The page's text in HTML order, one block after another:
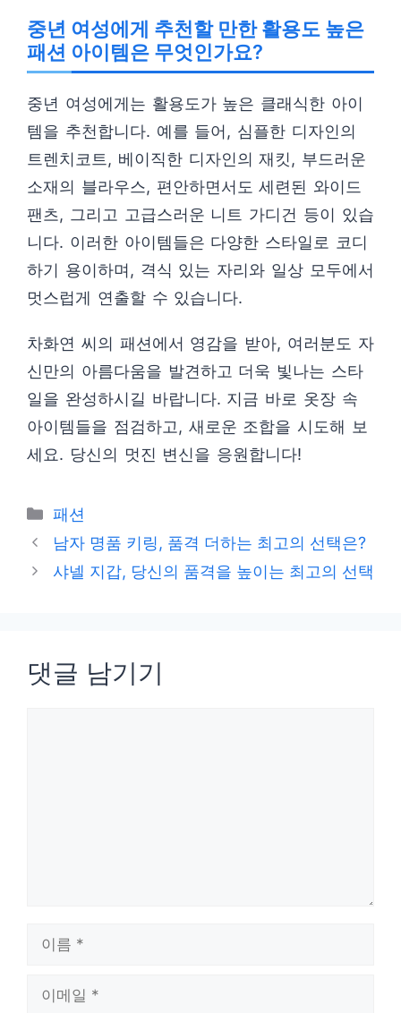
중년 여성에게 추천할 만한 활용도 높은
패션 아이템은 무엇인가요?
중년 여성에게는 활용도가 높은 클래식한 아이
템을 추천합니다. 예를 들어, 심플한 디자인의
트렌치코트, 베이직한 디자인의 재킷, 부드러운
소재의 블라우스, 편안하면서도 세련된 와이드
팬츠, 그리고 고급스러운 니트 가디건 등이 있습
니다. 이러한 아이템들은 다양한 스타일로 코디
하기 용이하며, 격식 있는 자리와 일상 모두에서
멋스럽게 연출할 수 있습니다.
차화연 씨의 패션에서 영감을 받아, 여러분도 자
신만의 아름다움을 발견하고 더욱 빛나는 스타
일을 완성하시길 바랍니다. 지금 바로 옷장 속
아이템들을 점검하고, 새로운 조합을 시도해 보
세요. 당신의 멋진 변신을 응원합니다!
카
테
리
패션
남자 명품 키링, 품격 더하는 최고의 선택은?
샤넬 지갑, 당신의 품격을 높이는 최고의 선택
댓글 남기기